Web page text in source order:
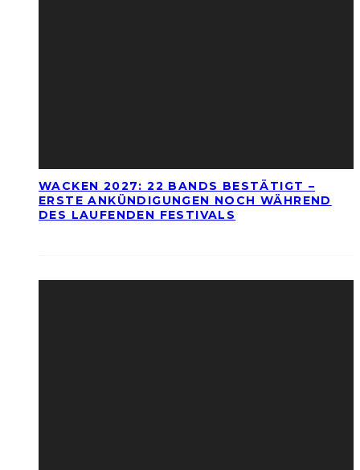
WACKEN 2027: 22 BANDS BESTÄTIGT –
ERSTE ANKÜNDIGUNGEN NOCH WÄHREND
DES LAUFENDEN FESTIVALS